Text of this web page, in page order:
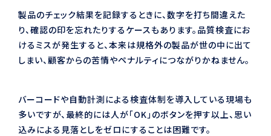
製品のチェック結果を記録するときに、数字を打ち間違えた
り、確認の印を忘れたりするケースもあります。品質検査にお
けるミスが発生すると、本来は規格外の製品が世の中に出て
しまい、顧客からの苦情やペナルティにつながりかねません。
バーコードや自動計測による検査体制を導入している現場も
多いですが、最終的には人が「OK」のボタンを押す以上、思い
込みによる見落としをゼロにすることは困難です。